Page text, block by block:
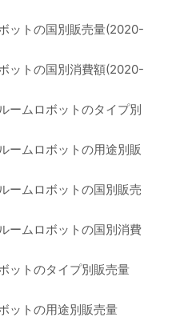
ットの国別販売量(2020-
ットの国別消費額(2020-
ームロボットのタイプ別
ームロボットの用途別販
ームロボットの国別販売
ームロボットの国別消費
ットのタイプ別販売量
ットの用途別販売量